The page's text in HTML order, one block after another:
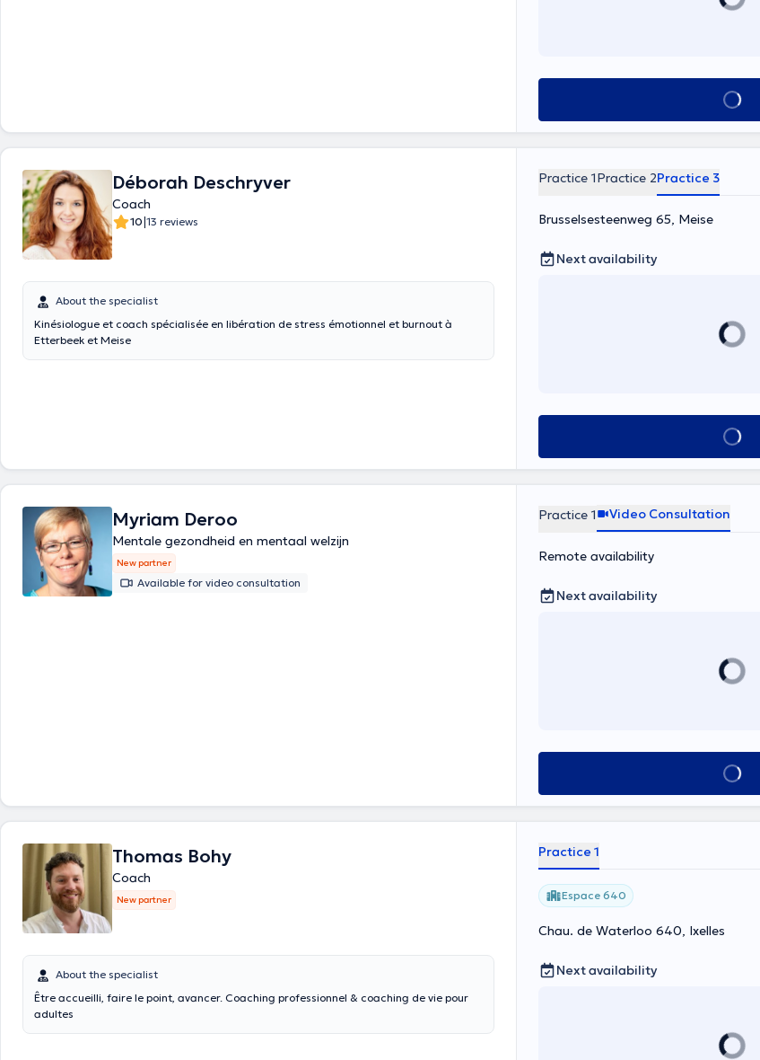
See all
Déborah Deschryver
Coach
10|13 reviews
About the specialist
Kinésiologue et coach spécialisée en libération de stress émotionnel et burnout à
Etterbeek et Meise
Practice 1Practice 2Practice 3
Brusselsesteenweg 65, Meise
Next availability
See all
Myriam Deroo
Mentale gezondheid en mentaal welzijn
New partner
Available for video consultation
Practice 1 Video Consultation
Remote availability
Next availability
See all
Thomas Bohy
Coach
New partner
About the specialist
Être accueilli, faire le point, avancer. Coaching professionnel & coaching de vie pour
adultes
Practice 1
Espace 640
Chau. de Waterloo 640, Ixelles
Next availability